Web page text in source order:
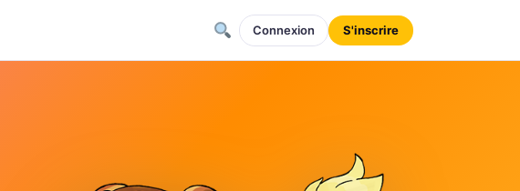
Connexion S'inscrire